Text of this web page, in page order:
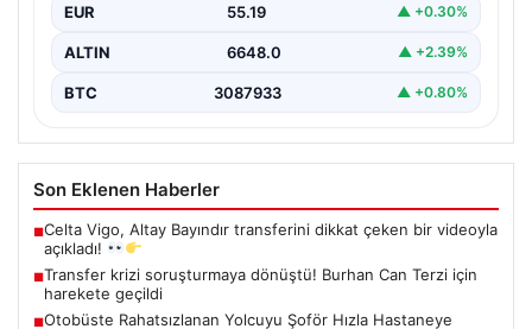
EUR 55.19 ▲ +0.30%
ALTIN 6648.0 ▲ +2.39%
BTC 3087933 ▲ +0.80%
Son Eklenen Haberler
■Celta Vigo, Altay Bayındır transferini dikkat çeken bir videoyla
açıkladı!
■Transfer krizi soruşturmaya dönüştü! Burhan Can Terzi için
harekete geçildi
■Otobüste Rahatsızlanan Yolcuyu Şoför Hızla Hastaneye